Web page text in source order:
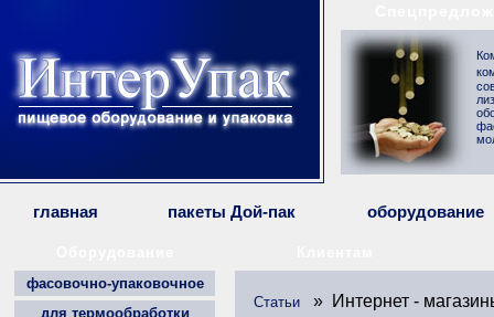
главная пакеты Дой-пак оборудование
фасовочно-упаковочное
для термообработки
Статьи » Интернет -